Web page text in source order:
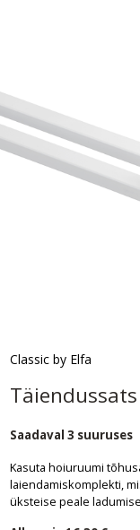
Classic by Elfa
Täiendussats
Saadaval 3 suuruses
Kasuta hoiuruumi
laiendamiskomplekti,
üksteise peale